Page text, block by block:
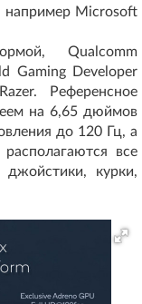
например Microsoft
Qualcomm
Gaming Developer
Референсное
на 6,65 дюймов
до 120 Гц, а
все
курки,